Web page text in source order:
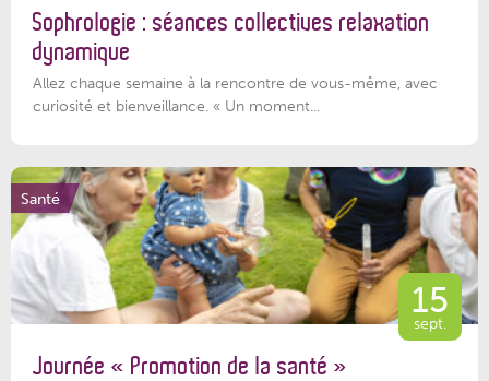
Sophrologie : séances collectives relaxation
dynamique
Allez chaque semaine à la rencontre de vous-même, avec
curiosité et bienveillance. « Un moment...
Santé
15
sept.
Journée « Promotion de la santé »